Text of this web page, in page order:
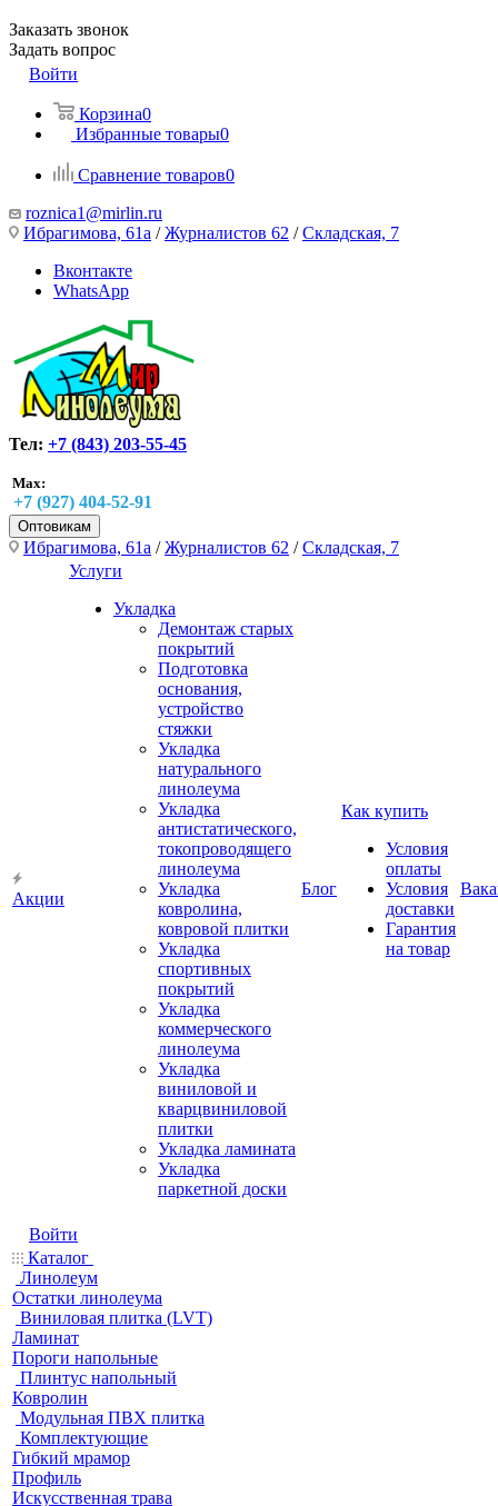
Заказать звонок
Задать вопрос
Войти
Корзина0
Избранные товары0
Сравнение товаров0
roznica1@mirlin.ru
Ибрагимова, 61а /Журналистов 62 /Складская, 7
Вконтакте
WhatsApp
Тел: +7 (843) 203-55-45
Max:
+7 (927) 404-52-91
Оптовикам
Ибрагимова, 61а /Журналистов 62 /Складская, 7
Акции
Услуги
Укладка
Демонтаж старых
покрытий
Подготовка
основания,
устройство
стяжки
Укладка
натурального
линолеума
Укладка
антистатического,
токопроводящего
линолеума
Укладка
ковролина,
ковровой плитки
Укладка
спортивных
покрытий
Укладка
коммерческого
линолеума
Укладка
виниловой и
кварцвиниловой
плитки
Укладка ламината
Укладка
паркетной доски
Блог
Как купить
Условия
оплаты
Условия
доставки
Гарантия
на товар
Войти
Каталог
Линолеум
Остатки линолеума
Виниловая плитка (LVT)
Ламинат
Пороги напольные
Плинтус напольный
Ковролин
Модульная ПВХ плитка
Комплектующие
Гибкий мрамор
Профиль
Искусственная трава